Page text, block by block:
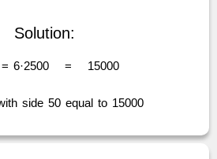
Solution:
= 6·2500 = 15000
side 50 equal to 15000